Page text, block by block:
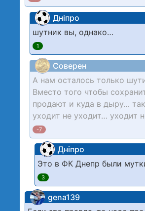
Дніпро
шутник вы, однако…
1
Соверен
А нам осталось только
Вместо того чтобы
продают и куда в дыру…
уходит не уходит… уходит
-7
Дніпро
Это в ФК Днепр были
3
gena139